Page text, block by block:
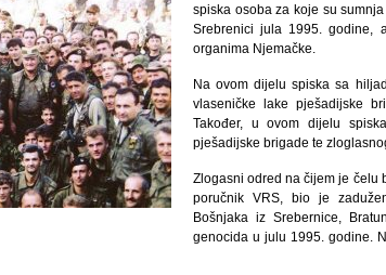
spiska osoba za koje su
Srebrenici jula 1995. godine,
organima Njemačke.
Na ovom dijelu spiska sa
vlaseničke lake pješadijske
Također, u ovom dijelu
pješadijske brigade te
Zlogasni odred na čijem je čelu
poručnik VRS, bio je
Bošnjaka iz Srebernice,
genocida u julu 1995. godine.